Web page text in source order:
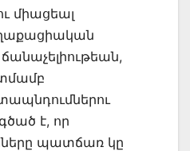
միացեալ
է, որ
պատճառ կը